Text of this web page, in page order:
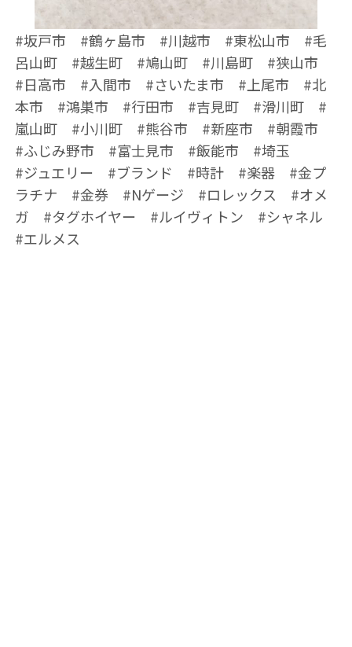
#坂戸市 #鶴ヶ島市 #川越市 #東松山市 #毛
呂山町 #越生町 #鳩山町 #川島町 #狭山市
#日高市 #入間市 #さいたま市 #上尾市 #北
本市 #鴻巣市 #行田市 #吉見町 #滑川町 #
嵐山町 #小川町 #熊谷市 #新座市 #朝霞市
#ふじみ野市 #富士見市 #飯能市 #埼玉
#ジュエリー #ブランド #時計 #楽器 #金プ
ラチナ #金券 #Nゲージ #ロレックス #オメ
ガ #タグホイヤー #ルイヴィトン #シャネル
#エルメス